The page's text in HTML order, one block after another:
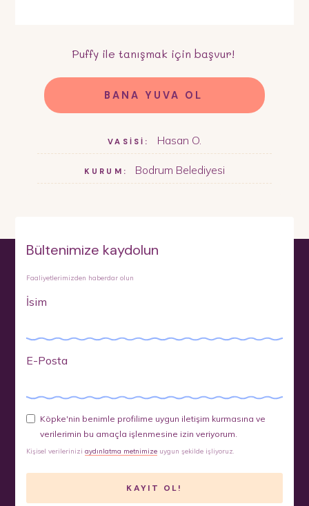
Puffy ile tanışmak için başvur!
BANA YUVA OL
VASİSİ: Hasan O.
KURUM: Bodrum Belediyesi
Bültenimize kaydolun
Faaliyetlerimizden haberdar olun
İsim
E-Posta
Köpke'nin benimle profilime uygun iletişim kurmasına ve
verilerimin bu amaçla işlenmesine izin veriyorum.
Kişisel verileriniziaydınlatma metnimize uygun şekilde işliyoruz.